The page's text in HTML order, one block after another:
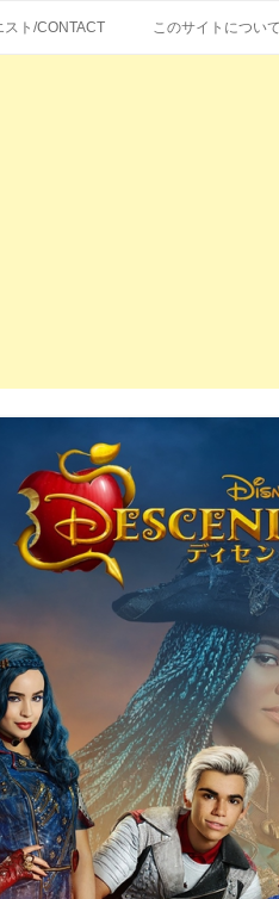
洋楽歌詞の和訳
スト/CONTACT このサイトについて